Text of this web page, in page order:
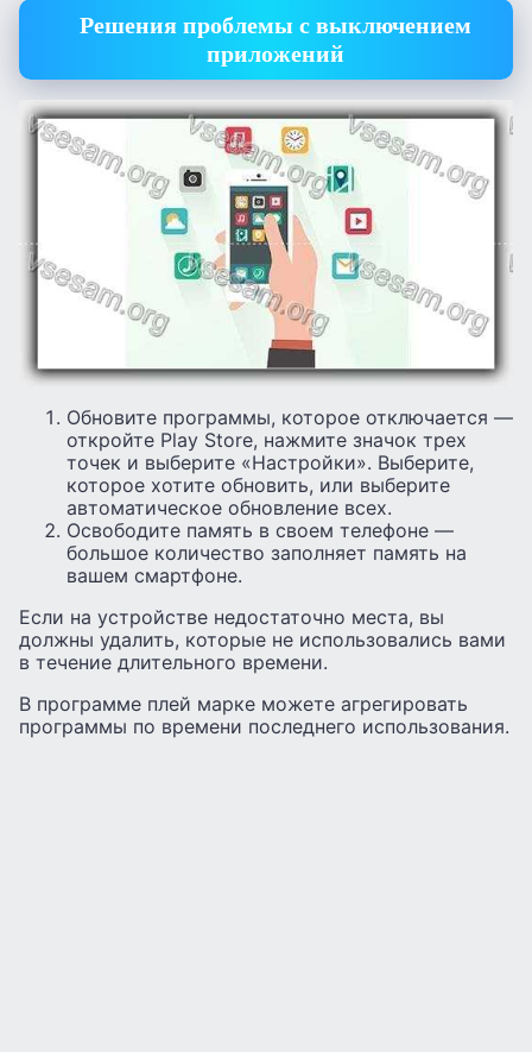
Решения проблемы с выключением
приложений
Обновите программы, которое отключается —
откройте Play Store, нажмите значок трех
точек и выберите «Настройки». Выберите,
которое хотите обновить, или выберите
автоматическое обновление всех.
Освободите память в своем телефоне —
большое количество заполняет память на
вашем смартфоне.
Если на устройстве недостаточно места, вы
должны удалить, которые не использовались вами
в течение длительного времени.
В программе плей марке можете агрегировать
программы по времени последнего использования.